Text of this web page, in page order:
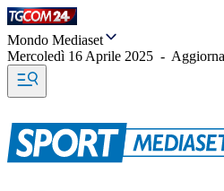
Mondo Mediaset
Mercoledì 16 Aprile 2025 -